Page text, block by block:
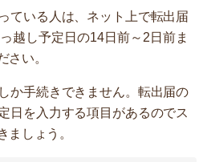
ている人は、ネット上で転出届
越し予定日の14日前～2日前ま
さい。
か手続きできません。転出届の
日を入力する項目があるのでス
ましょう。